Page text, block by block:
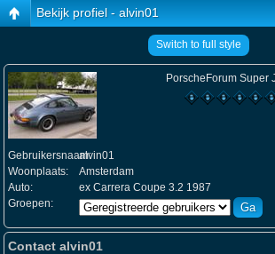
Bekijk profiel - alvin01
Switch to full style
PorscheForum Super
Gebruikersnaam:alvin01
Woonplaats:
Amsterdam
Auto:
ex Carrera Coupe 3.2 1987
Groepen:
Contact alvin01